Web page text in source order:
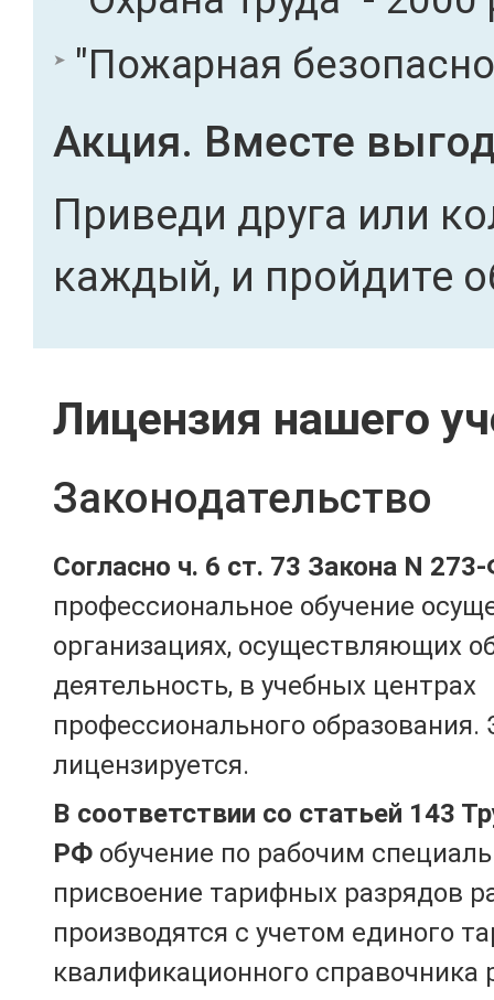
"Пожарная
Акция. Вместе
Приведи друга или
каждый, и пройдите
Лицензия нашего
Законодательство
Согласно ч. 6 ст. 73 Закона N
профессиональное обучение
организациях, осуществляющих
деятельность, в учебных центрах
профессионального образования.
лицензируется.
В соответствии со статьей 143
РФ обучение по рабочим
присвоение тарифных разрядов
производятся с учетом единого
квалификационного справочника